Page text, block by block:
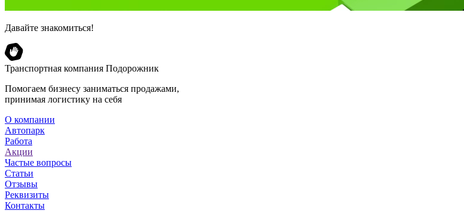
Давайте знакомиться!
Транспортная компания Подорожник
Помогаем бизнесу заниматься продажами,
принимая логистику на себя
О компании
Автопарк
Работа
Акции
Частые вопросы
Статьи
Отзывы
Реквизиты
Контакты